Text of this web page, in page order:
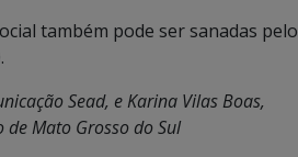
também pode ser sanadas pelo
Sead, e Karina Vilas Boas,
de Mato Grosso do Sul